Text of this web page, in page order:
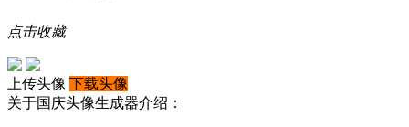
点击收藏
上传头像 下载头像
关于国庆头像生成器介绍：